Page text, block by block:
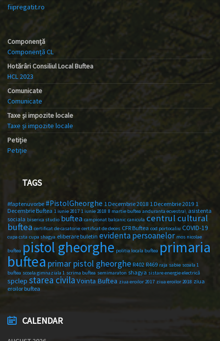
fiipregatit.ro
Componență
Componență CL
Hotărâri Consiliul Local Buftea
HCL 2023
Comunicate
Comunicate
Taxe și impozite locale
Taxe și impozite locale
Petiție
Petiție
TAGS
#faptenuvorbe #PistolGheorghe 1 Decembrie 2018 1 Decembrie 2019 1
Decembrie Buftea 1 iunie 2017 1 iunie 2018 8 martie buftea anduranta ecvestra\ asistenta
sociala biserica studio buftea campionat balcanic canicula centrul cultural
buftea certificat de casatorie certificat de deces CFR Buftea cod portocaliu COVID-19
cupa csta cupa shagya eliberare buletin evidenta persoanelor mos nicolae
buftea pistol gheorghe politia locala buftea primaria
buftea primar pistol gheorghe R402 R469 raja sabie scoala 1
buftea scoala gimnaziala 1 scrima buftea semimaraton shagya sistare energie electrică
spclep starea civila Vointa Buftea ziua eroilor 2017 ziua eroilor 2018 ziua
eroilor buftea
CALENDAR